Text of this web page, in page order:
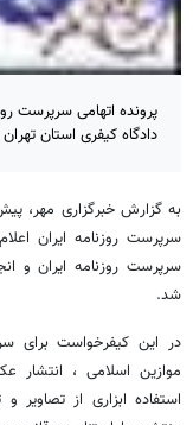
پرونده اتهامی سرپرست
دادگاه کیفری استان
به گزارش خبرگزاری مهر،
سرپرست روزنامه ایران
سرپرست روزنامه ایران و
شد.
در این کیفرخواست برای
موازین اسلامی ،
استفاده ابزاری از